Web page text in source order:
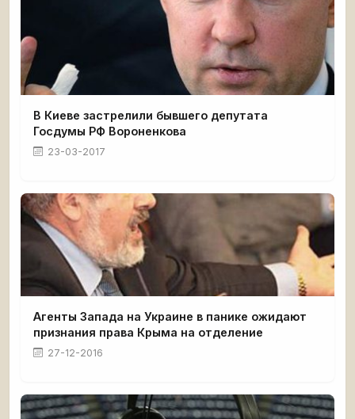
В Киеве застрелили бывшего депутата
Госдумы РФ Вороненкова
23-03-2017
Агенты Запада на Украине в панике ожидают
признания права Крыма на отделение
27-12-2016